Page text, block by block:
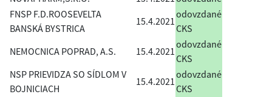
FNSP F.D.ROOSEVELTA
BANSKÁ BYSTRICA
15.4.2021
odovzdané
CKS
NEMOCNICA POPRAD, A.S.
15.4.2021
odovzdané
CKS
NSP PRIEVIDZA SO SÍDLOM V
BOJNICIACH
15.4.2021
odovzdané
CKS